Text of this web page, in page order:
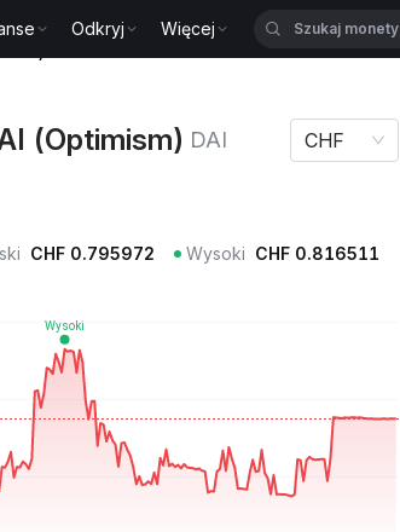
Odkryj Więcej
(Optimism) DAI CHF
CHF 0.795972 Wysoki CHF 0.816511